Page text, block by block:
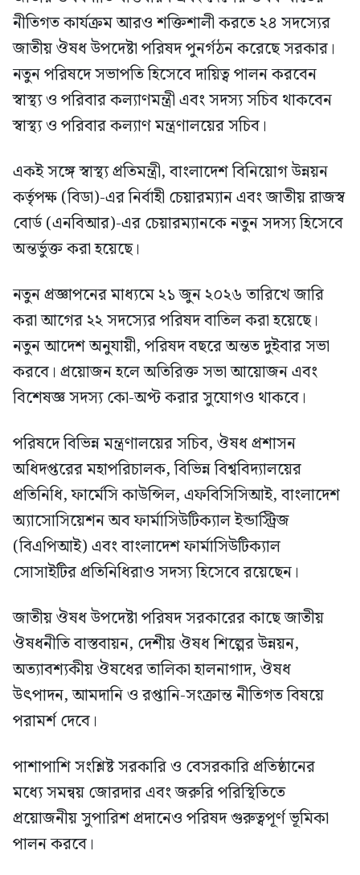
নীতিগত কার্যক্রম আরও শক্তিশালী করতে ২৪ সদস্যের
জাতীয় ঔষধ উপদেষ্টা পরিষদ পুনর্গঠন করেছে সরকার।
নতুন পরিষদে সভাপতি হিসেবে দায়িত্ব পালন করবেন
স্বাস্থ্য ও পরিবার কল্যাণমন্ত্রী এবং সদস্য সচিব থাকবেন
স্বাস্থ্য ও পরিবার কল্যাণ মন্ত্রণালয়ের সচিব।
একই সঙ্গে স্বাস্থ্য প্রতিমন্ত্রী, বাংলাদেশ বিনিয়োগ উন্নয়ন
কর্তৃপক্ষ (বিডা)-এর নির্বাহী চেয়ারম্যান এবং জাতীয় রাজস্ব
বোর্ড (এনবিআর)-এর চেয়ারম্যানকে নতুন সদস্য হিসেবে
অন্তর্ভুক্ত করা হয়েছে।
নতুন প্রজ্ঞাপনের মাধ্যমে ২১ জুন ২০২৬ তারিখে জারি
করা আগের ২২ সদস্যের পরিষদ বাতিল করা হয়েছে।
নতুন আদেশ অনুযায়ী, পরিষদ বছরে অন্তত দুইবার সভা
করবে। প্রয়োজন হলে অতিরিক্ত সভা আয়োজন এবং
বিশেষজ্ঞ সদস্য কো-অপ্ট করার সুযোগও থাকবে।
পরিষদে বিভিন্ন মন্ত্রণালয়ের সচিব, ঔষধ প্রশাসন
অধিদপ্তরের মহাপরিচালক, বিভিন্ন বিশ্ববিদ্যালয়ের
প্রতিনিধি, ফার্মেসি কাউন্সিল, এফবিসিসিআই, বাংলাদেশ
অ্যাসোসিয়েশন অব ফার্মাসিউটিক্যাল ইন্ডাস্ট্রিজ
(বিএপিআই) এবং বাংলাদেশ ফার্মাসিউটিক্যাল
সোসাইটির প্রতিনিধিরাও সদস্য হিসেবে রয়েছেন।
জাতীয় ঔষধ উপদেষ্টা পরিষদ সরকারের কাছে জাতীয়
ঔষধনীতি বাস্তবায়ন, দেশীয় ঔষধ শিল্পের উন্নয়ন,
অত্যাবশ্যকীয় ঔষধের তালিকা হালনাগাদ, ঔষধ
উৎপাদন, আমদানি ও রপ্তানি-সংক্রান্ত নীতিগত বিষয়ে
পরামর্শ দেবে।
পাশাপাশি সংশ্লিষ্ট সরকারি ও বেসরকারি প্রতিষ্ঠানের
মধ্যে সমন্বয় জোরদার এবং জরুরি পরিস্থিতিতে
প্রয়োজনীয় সুপারিশ প্রদানেও পরিষদ গুরুত্বপূর্ণ ভূমিকা
পালন করবে।